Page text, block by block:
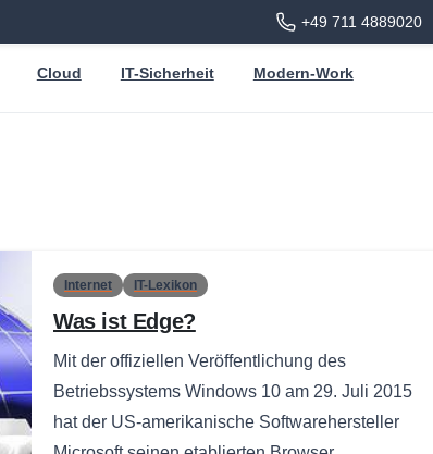
+49 711 4889020
Cloud IT-Sicherheit Modern-Work
Internet IT-Lexikon
Was ist Edge?
Mit der offiziellen Veröffentlichung des
Betriebssystems Windows 10 am 29. Juli 2015
hat der US-amerikanische Softwarehersteller